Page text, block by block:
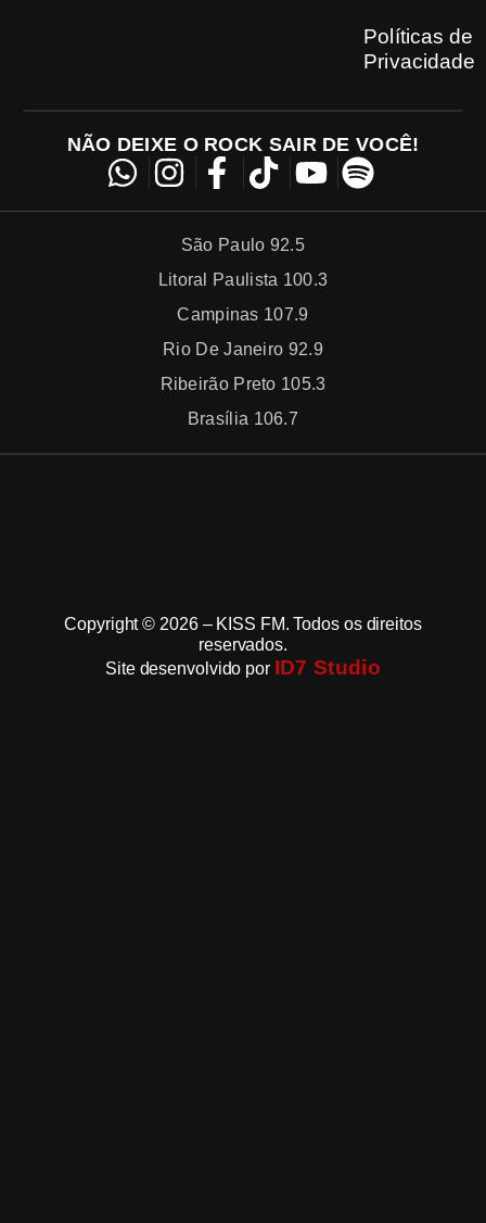
Políticas de
Privacidade
NÃO DEIXE O ROCK SAIR DE VOCÊ!
São Paulo 92.5
Litoral Paulista 100.3
Campinas 107.9
Rio De Janeiro 92.9
Ribeirão Preto 105.3
Brasília 106.7
Copyright © 2026 – KISS FM. Todos os direitos
reservados.
Site desenvolvido por ID7 Studio